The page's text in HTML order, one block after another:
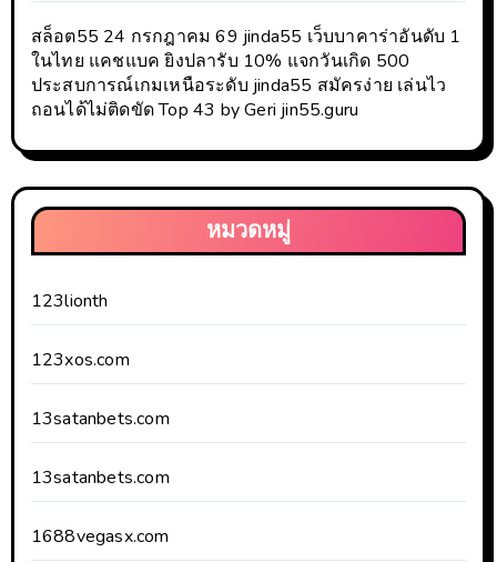
สล็อต55 24 กรกฎาคม 69 jinda55 เว็บบาคาร่าอันดับ 1
ในไทย แคชแบค ยิงปลารับ 10% แจกวันเกิด 500
ประสบการณ์เกมเหนือระดับ jinda55 สมัครง่าย เล่นไว
ถอนได้ไม่ติดขัด Top 43 by Geri jin55.guru
หมวดหมู่
123lionth
123xos.com
13satanbets.com
13satanbets.com
1688vegasx.com